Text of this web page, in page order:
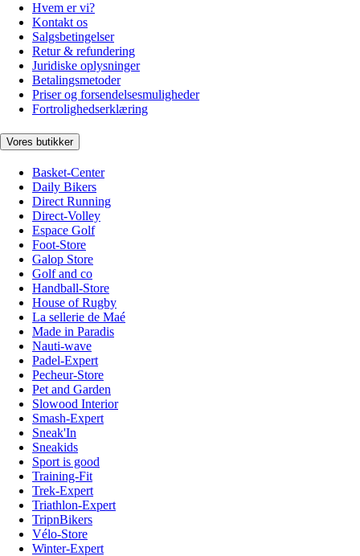
Hvem er vi?
Kontakt os
Salgsbetingelser
Retur & refundering
Juridiske oplysninger
Betalingsmetoder
Priser og forsendelsesmuligheder
Fortrolighedserklæring
Vores butikker
Basket-Center
Daily Bikers
Direct Running
Direct-Volley
Espace Golf
Foot-Store
Galop Store
Golf and co
Handball-Store
House of Rugby
La sellerie de Maé
Made in Paradis
Nauti-wave
Padel-Expert
Pecheur-Store
Pet and Garden
Slowood Interior
Smash-Expert
Sneak'In
Sneakids
Sport is good
Training-Fit
Trek-Expert
Triathlon-Expert
TripnBikers
Vélo-Store
Winter-Expert